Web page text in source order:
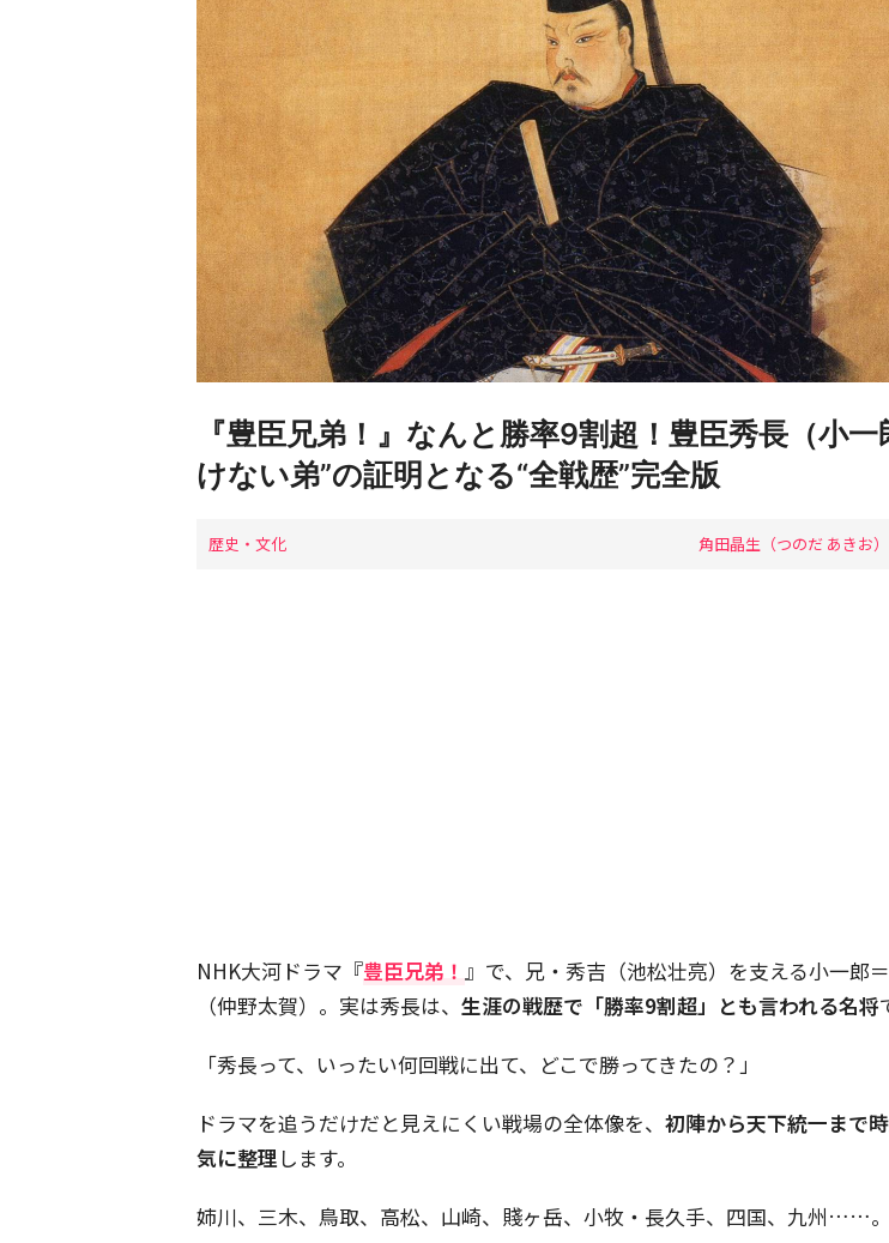
『豊臣兄弟！』なんと勝率9割超！豊臣秀長（小一
けない弟”の証明となる“全戦歴”完全版
歴史・文化 角田晶生（つのだ あきお）
NHK大河ドラマ『豊臣兄弟！ 』で、兄・秀吉（池松壮亮）を支える小一郎
（仲野太賀）。実は秀長は、 生涯の戦歴で「勝率9割超」とも言われる名将
「秀長って、いったい何回戦に出て、どこで勝ってきたの？」
ドラマを追うだけだと見えにくい戦場の全体像を、 初陣から天下統一まで
気に整理 します。
姉川、三木、鳥取、高松、山崎、賤ヶ岳、小牧・長久手、四国、九州……。